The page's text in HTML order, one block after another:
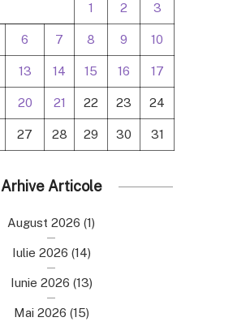
1 2 3
6 7 8 9 10
13 14 15 16 17
20 21 22 23 24
27 28 29 30 31
Arhive Articole
August 2026 (1)
Iulie 2026 (14)
Iunie 2026 (13)
Mai 2026 (15)